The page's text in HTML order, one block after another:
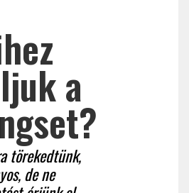
a
törekedtünk,
de ne